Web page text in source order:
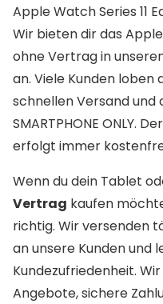
Apple Watch Series 11
Wir bieten dir das
ohne Vertrag in
an. Viele Kunden loben
schnellen Versand und
SMARTPHONE ONLY.
erfolgt immer
Wenn du dein Tablet
Vertrag kaufen
richtig. Wir versenden
an unsere Kunden und
Kundezufriedenheit.
Angebote, sichere